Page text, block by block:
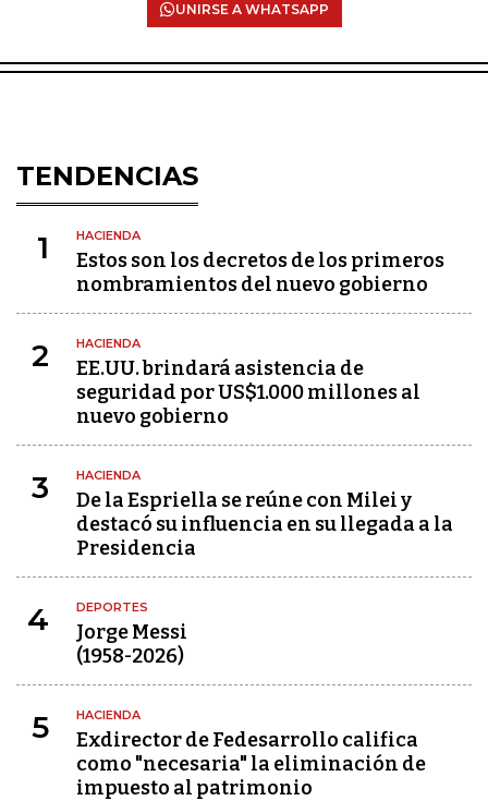
UNIRSE A WHATSAPP
TENDENCIAS
1 HACIENDA
Estos son los decretos de los primeros
nombramientos del nuevo gobierno
2 HACIENDA
EE.UU. brindará asistencia de
seguridad por US$1.000 millones al
nuevo gobierno
3 HACIENDA
De la Espriella se reúne con Milei y
destacó su influencia en su llegada a la
Presidencia
4 DEPORTES
Jorge Messi
(1958-2026)
5 HACIENDA
Exdirector de Fedesarrollo califica
como "necesaria" la eliminación de
impuesto al patrimonio